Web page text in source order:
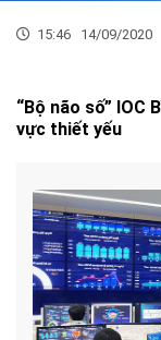
15:46 14/09/2020
“Bộ não số” IOC
vực thiết yếu